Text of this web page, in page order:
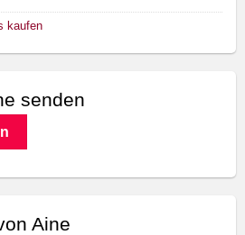
kaufen
senden
Aine